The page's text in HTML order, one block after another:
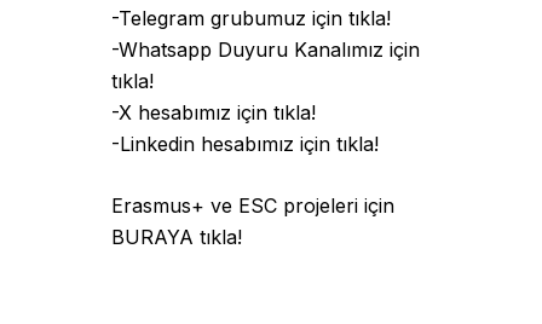
-Telegram grubumuz için tıkla!
-Whatsapp Duyuru Kanalımız için
tıkla!
-X hesabımız için tıkla!
-Linkedin hesabımız için tıkla!
Erasmus+ ve ESC projeleri için
BURAYA tıkla!